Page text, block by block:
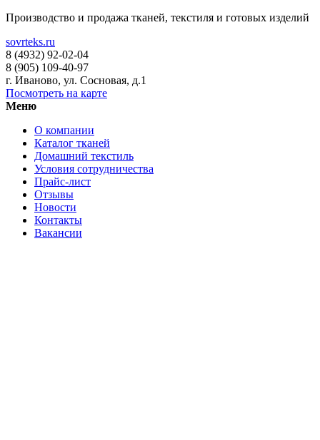
Производство и продажа тканей, текстиля и готовых изделий
sovrteks.ru
8 (4932) 92-02-04
8 (905) 109-40-97
г. Иваново, ул. Сосновая, д.1
Посмотреть на карте
Меню
О компании
Каталог тканей
Домашний текстиль
Условия сотрудничества
Прайс-лист
Отзывы
Новости
Контакты
Вакансии